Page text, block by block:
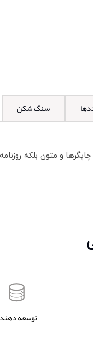
سنگ شکن
و متون بلکه
توسعه